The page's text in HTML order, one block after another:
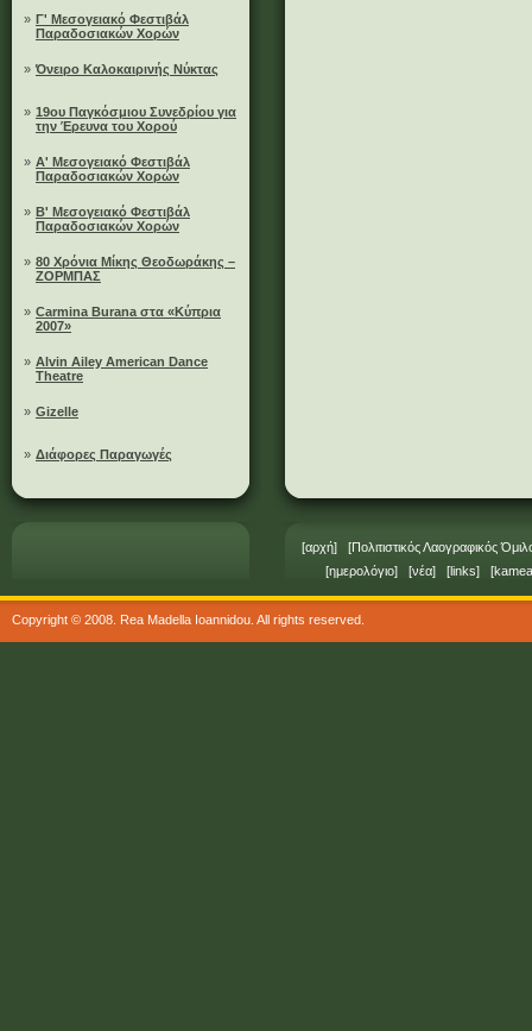
» Γ' Μεσογειακό Φεστιβάλ
Παραδοσιακών Χορών
» Όνειρο Καλοκαιρινής Νύκτας
» 19ου Παγκόσμιου Συνεδρίου για
την Έρευνα του Χορού
» A' Μεσογειακό Φεστιβάλ
Παραδοσιακών Χορών
» B' Μεσογειακό Φεστιβάλ
Παραδοσιακών Χορών
» 80 Χρόνια Μίκης Θεοδωράκης –
ΖΟΡΜΠΑΣ
» Carmina Burana στα «Κύπρια
2007»
» Alvin Ailey American Dance
Theatre
» Gizelle
» Διάφορες Παραγωγές
[αρχή] [Πολιτιστικός Λαογραφικός
[ημερολόγιο] [νέα] [links] [
Copyright © 2008. Rea Madella Ioannidou. All rights reserved.